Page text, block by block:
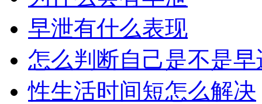
早泄有什么表现
怎么判断自己是不是早
性生活时间短怎么解决